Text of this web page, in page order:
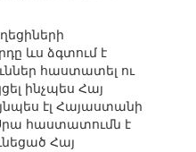
ևս ձգտում է
հաստատել ու
ինչպես Հայ
էլ Հայաստանի
հաստատումն է
Հայ